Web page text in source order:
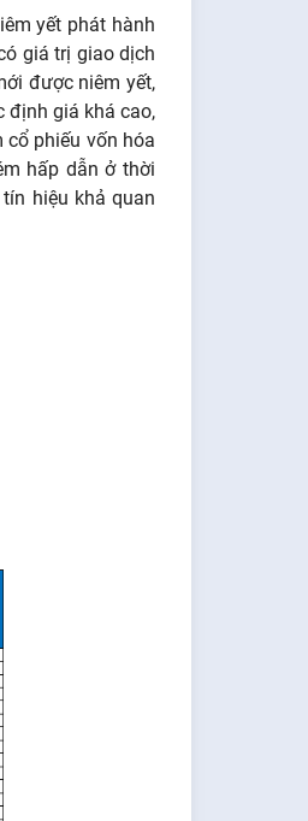
yết phát hành
giá trị giao dịch
được niêm yết,
định giá khá cao,
cổ phiếu vốn hóa
hấp dẫn ở thời
hiệu khả quan